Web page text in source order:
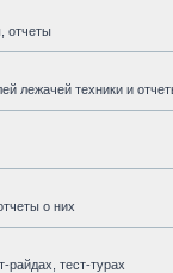
отчеты
лежачей техники и
о них
райдах, тест-турах